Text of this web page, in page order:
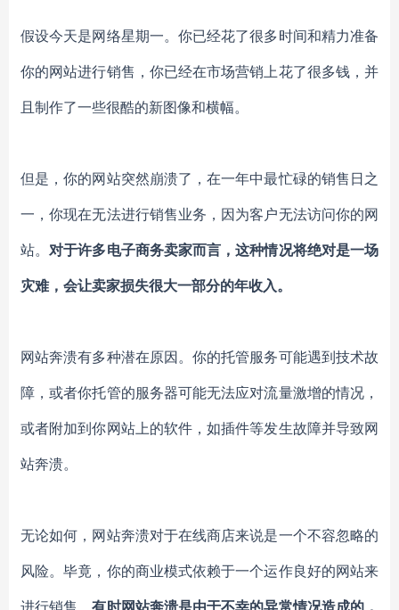
假设今天是网络星期一。你已经花了很多时间和精力准备
你的网站进行销售，你已经在市场营销上花了很多钱，并
且制作了一些很酷的新图像和横幅。
但是，你的网站突然崩溃了，在一年中最忙碌的销售日之
一，你现在无法进行销售业务，因为客户无法访问你的网
站。对于许多电子商务卖家而言，这种情况将绝对是一场
灾难，会让卖家损失很大一部分的年收入。
网站奔溃有多种潜在原因。你的托管服务可能遇到技术故
障，或者你托管的服务器可能无法应对流量激增的情况，
或者附加到你网站上的软件，如插件等发生故障并导致网
站奔溃。
无论如何，网站奔溃对于在线商店来说是一个不容忽略的
风险。毕竟，你的商业模式依赖于一个运作良好的网站来
进行销售。有时网站奔溃是由于不幸的异常情况造成的，